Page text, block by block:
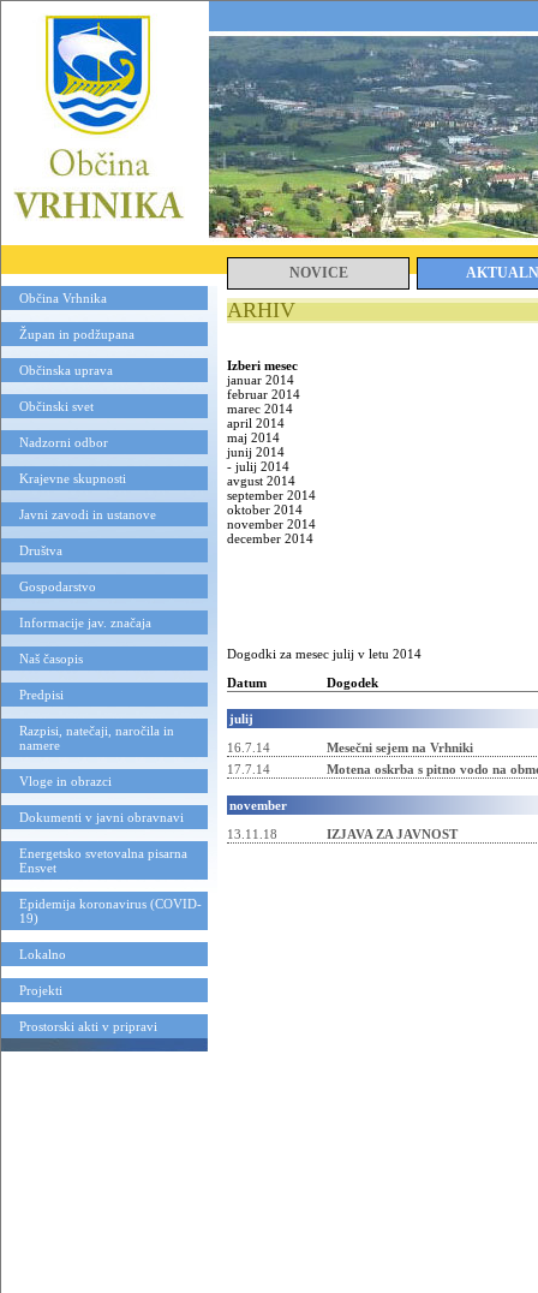
NOVICE
Občina Vrhnika
Župan in podžupana
Občinska uprava
Občinski svet
Nadzorni odbor
Krajevne skupnosti
Javni zavodi in ustanove
Društva
Gospodarstvo
Informacije jav. značaja
Naš časopis
Predpisi
Razpisi, natečaji, naročila in
namere
Vloge in obrazci
Dokumenti v javni obravnavi
Energetsko svetovalna pisarna
Ensvet
Epidemija koronavirus (COVID-
19)
Lokalno
Projekti
Prostorski akti v pripravi
ARHIV
Izberi mesec
januar 2014
februar 2014
marec 2014
april 2014
maj 2014
junij 2014
- julij 2014
avgust 2014
september 2014
oktober 2014
november 2014
december 2014
Dogodki za mesec julij v letu 2014
Datum
Dogodek
julij
16.7.14
Mesečni sejem na Vrhniki
17.7.14
Motena oskrba s pitno vodo na
november
13.11.18
IZJAVA ZA JAVNOST